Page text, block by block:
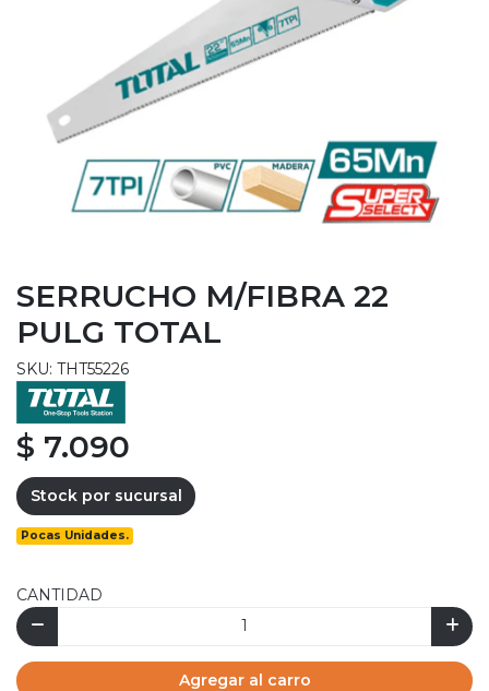
SERRUCHO M/FIBRA 22
PULG TOTAL
SKU: THT55226
$ 7.090
Stock por sucursal
Pocas Unidades.
CANTIDAD
Agregar al carro